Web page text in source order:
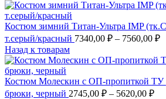
Костюм зимний Титан-Ультра IMP
т.серый/красный 7340,00 ₽ – 7560,00 ₽
Назад к товарам
Костюм Молескин с ОП-пропиткой ТУ
брюки, черный 2745,00 ₽ – 5620,00 ₽